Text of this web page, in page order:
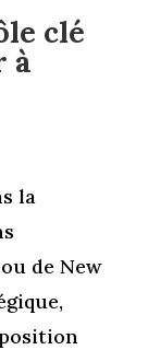
clé
à
la
de New